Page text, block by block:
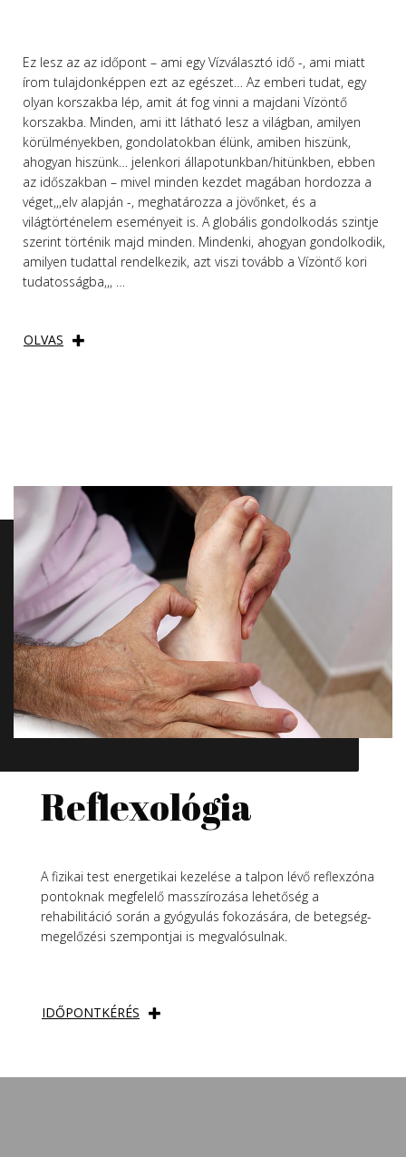
Ez lesz az az időpont – ami egy Vízválasztó idő -, ami miatt
írom tulajdonképpen ezt az egészet… Az emberi tudat, egy
olyan korszakba lép, amit át fog vinni a majdani Vízöntő
korszakba. Minden, ami itt látható lesz a világban, amilyen
körülményekben, gondolatokban élünk, amiben hiszünk,
ahogyan hiszünk… jelenkori állapotunkban/hitünkben, ebben
az időszakban – mivel minden kezdet magában hordozza a
véget,,,elv alapján -, meghatározza a jövőnket, és a
világtörténelem eseményeit is. A globális gondolkodás szintje
szerint történik majd minden. Mindenki, ahogyan gondolkodik,
amilyen tudattal rendelkezik, azt viszi tovább a Vízöntő kori
tudatosságba,,, …
OLVAS
Reflexológia
A fizikai test energetikai kezelése a talpon lévő reflexzóna
pontoknak megfelelő masszírozása lehetőség a
rehabilitáció során a gyógyulás fokozására, de betegség-
megelőzési szempontjai is megvalósulnak.
IDŐPONTKÉRÉS